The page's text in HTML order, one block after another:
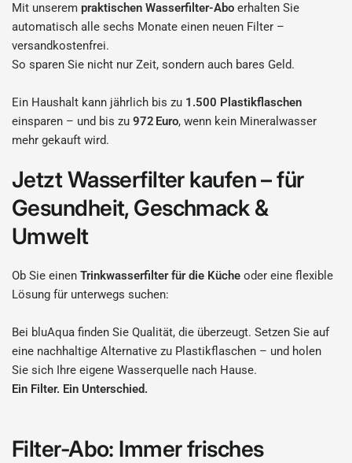
Mit unserempraktischen Wasserfilter-Abo erhalten Sie
automatisch alle sechs Monate einen neuen Filter –
versandkostenfrei.
So sparen Sie nicht nur Zeit, sondern auch bares Geld.
Ein Haushalt kann jährlich bis zu 1.500 Plastikflaschen
einsparen – und bis zu972 Euro, wenn kein Mineralwasser
mehr gekauft wird.
Jetzt Wasserfilter kaufen – für
Gesundheit, Geschmack &
Umwelt
Ob Sie einenTrinkwasserfilter für die Küche oder eine flexible
Lösung für unterwegs suchen:
Bei bluAqua finden Sie Qualität, die überzeugt. Setzen Sie auf
eine nachhaltige Alternative zu Plastikflaschen – und holen
Sie sich Ihre eigene Wasserquelle nach Hause.
Ein Filter. Ein Unterschied.
Filter-Abo: Immer frisches